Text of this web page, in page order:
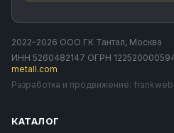
2022–2026 ООО ГК Тантал, Москва
ИНН 5260482147 ОГРН
metall.com
Разработка и продвижение:
КАТАЛОГ